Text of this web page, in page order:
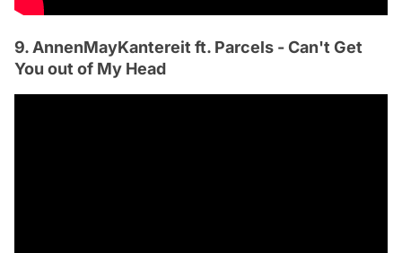
9. AnnenMayKantereit ft. Parcels - Can't Get
You out of My Head